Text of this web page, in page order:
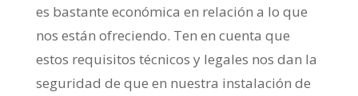
es bastante económica en relación a lo que
nos están ofreciendo. Ten en cuenta que
estos requisitos técnicos y legales nos dan la
seguridad de que en nuestra instalación de